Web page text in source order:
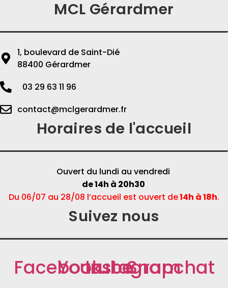
MCL Gérardmer
1, boulevard de Saint-Dié
88400 Gérardmer
03 29 63 11 96
contact@mclgerardmer.fr
Horaires de l'accueil
Ouvert du lundi au vendredi
de 14h à 20h30
Du 06/07 au 28/08 l’accueil est ouvert de14h à 18h.
Suivez nous
Facebook
Youtube
Instagram
Snapchat